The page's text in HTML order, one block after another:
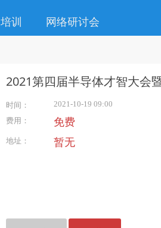
培训 网络研讨会
2021第四届半导体才智大会
时间：
2021-10-19 09:00
费用：
免费
地址： 暂无